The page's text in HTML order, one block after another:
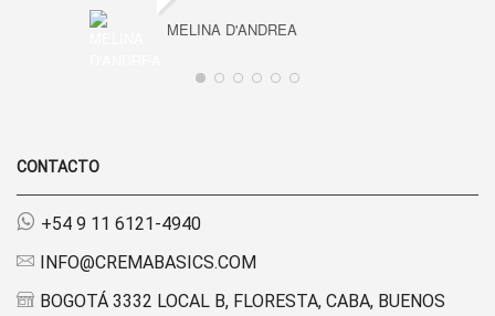
MELINA D'ANDREA
CONTACTO
+54 9 11 6121-4940
INFO@CREMABASICS.COM
BOGOTÁ 3332 LOCAL B, FLORESTA, CABA, BUENOS